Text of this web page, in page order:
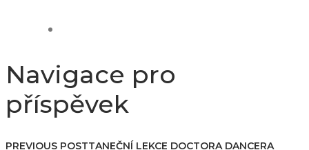
Navigace pro
příspěvek
PREVIOUS POSTTANEČNÍ LEKCE DOCTORA DANCERA